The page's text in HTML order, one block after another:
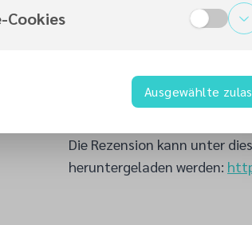
„Faktenwissen trägt nur bis
lässt sich diese kleine
Mut machen soll, Liebe zu
ein Boulevardjournalist
einer gottfernen Welt
Die Rezension kann unter
heruntergeladen werden:
Cookies
Ausgewählte